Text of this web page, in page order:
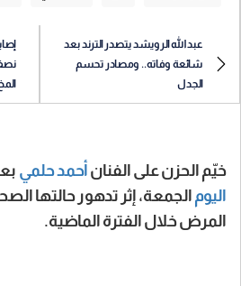
عبدالله الرويشد يتصدر الترند بعد
شائعة وفاته.. ومصادر تحسم
الجدل
خيّم الحزن على الفنان أحمد حلمي
اليوم الجمعة، إثر تدهور حالتها
المرض خلال الفترة الماضية.